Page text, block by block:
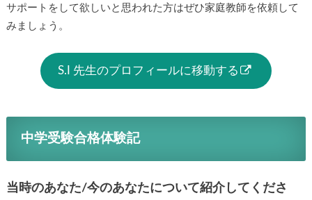
のサポートをして欲しいと思われた方はぜひ家庭教師を依頼
してみましょう。
S.I 先生のプロフィールに移動する
中学受験合格体験記
当時のあなた/今のあなたについて紹介してくださ